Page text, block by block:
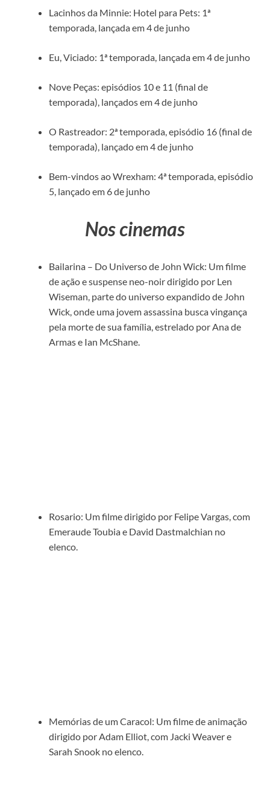
Lacinhos da Minnie: Hotel para Pets: 1ª
temporada, lançada em 4 de junho
Eu, Viciado: 1ª temporada, lançada em 4 de junho
Nove Peças: episódios 10 e 11 (final de
temporada), lançados em 4 de junho
O Rastreador: 2ª temporada, episódio 16 (final de
temporada), lançado em 4 de junho
Bem-vindos ao Wrexham: 4ª temporada, episódio
5, lançado em 6 de junho
Nos cinemas
Bailarina – Do Universo de John Wick: Um filme
de ação e suspense neo-noir dirigido por Len
Wiseman, parte do universo expandido de John
Wick, onde uma jovem assassina busca vingança
pela morte de sua família, estrelado por Ana de
Armas e Ian McShane.
Rosario: Um filme dirigido por Felipe Vargas, com
Emeraude Toubia e David Dastmalchian no
elenco.
Memórias de um Caracol: Um filme de animação
dirigido por Adam Elliot, com Jacki Weaver e
Sarah Snook no elenco.